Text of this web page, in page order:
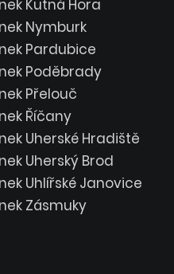
Kutná Hora
Nymburk
Pardubice
Poděbrady
Přelouč
Říčany
Uherské Hradiště
Uherský Brod
Uhlířské Janovice
Zásmuky